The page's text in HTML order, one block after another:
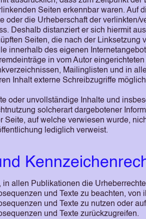
Seiten erkennbar waren. Auf
oder die Urheberschaft der verlinkten/
Deshalb distanziert er sich hiermit
Seiten, die nach der Linksetzung
innerhalb des eigenen
in vom Autor
Mailinglisten und in
Inhalt externe Schreibzugriffe
oder unvollständige Inhalte und
solcherart dargebotener
Seite, auf welche verwiesen wurde,
lediglich verweist.
in allen Publikationen die
und Texte zu beachten, von
und Texte zu nutzen oder
und Texte zurückzugreifen.